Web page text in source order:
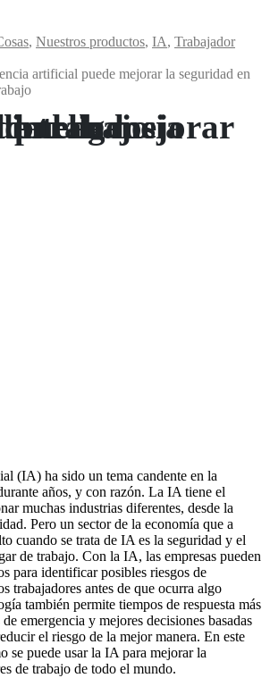
, Nuestros productos, IA, Trabajador
artificial puede mejorar la seguridad en
la seguridad en los lugares de trabajo
(IA) ha sido un tema candente en la
años, y con razón. La IA tiene el
muchas industrias diferentes, desde la
Pero un sector de la economía que a
cuando se trata de IA es la seguridad y el
de trabajo. Con la IA, las empresas pueden
para identificar posibles riesgos de
trabajadores antes de que ocurra algo
también permite tiempos de respuesta más
emergencia y mejores decisiones basadas
el riesgo de la mejor manera. En este
se puede usar la IA para mejorar la
de trabajo de todo el mundo.